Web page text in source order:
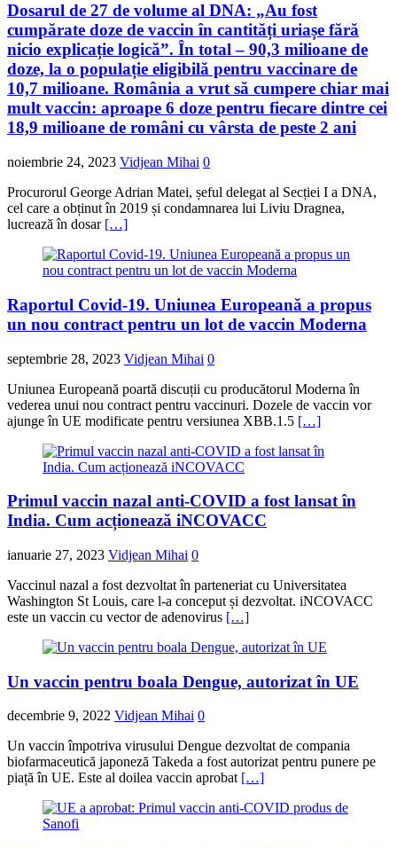
Dosarul de 27 de volume al DNA: „Au fost
cumpărate doze de vaccin în cantități uriașe fără
nicio explicație logică”. În total – 90,3 milioane de
doze, la o populație eligibilă pentru vaccinare de
10,7 milioane. România a vrut să cumpere chiar mai
mult vaccin: aproape 6 doze pentru fiecare dintre cei
18,9 milioane de români cu vârsta de peste 2 ani
noiembrie 24, 2023 Vidjean Mihai 0
Procurorul George Adrian Matei, șeful delegat al Secției I a DNA,
cel care a obținut în 2019 și condamnarea lui Liviu Dragnea,
lucrează în dosar […]
Raportul Covid-19. Uniunea Europeană a propus
un nou contract pentru un lot de vaccin Moderna
septembrie 28, 2023 Vidjean Mihai 0
Uniunea Europeană poartă discuții cu producătorul Moderna în
vederea unui nou contract pentru vaccinuri. Dozele de vaccin vor
ajunge în UE modificate pentru versiunea XBB.1.5 […]
Primul vaccin nazal anti-COVID a fost lansat în
India. Cum acționează iNCOVACC
ianuarie 27, 2023 Vidjean Mihai 0
Vaccinul nazal a fost dezvoltat în parteneriat cu Universitatea
Washington St Louis, care l-a conceput și dezvoltat. iNCOVACC
este un vaccin cu vector de adenovirus […]
Un vaccin pentru boala Dengue, autorizat în UE
decembrie 9, 2022 Vidjean Mihai 0
Un vaccin împotriva virusului Dengue dezvoltat de compania
biofarmaceutică japoneză Takeda a fost autorizat pentru punere pe
piață în UE. Este al doilea vaccin aprobat […]